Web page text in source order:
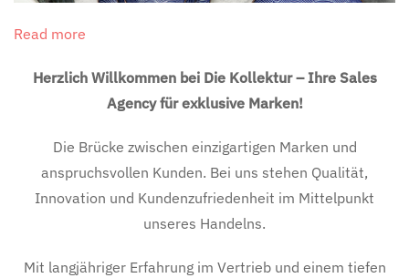
Read more
Herzlich Willkommen bei Die Kollektur – Ihre Sales
Agency für exklusive Marken!
Die Brücke zwischen einzigartigen Marken und
anspruchsvollen Kunden. Bei uns stehen Qualität,
Innovation und Kundenzufriedenheit im Mittelpunkt
unseres Handelns.
Mit langjähriger Erfahrung im Vertrieb und einem tiefen